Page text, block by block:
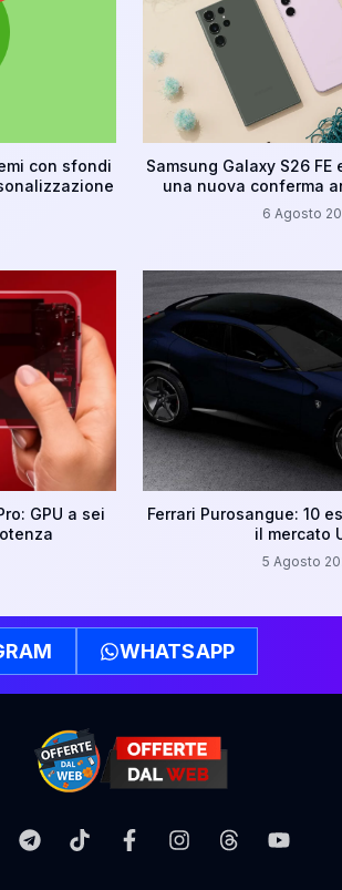
con sfondi
Samsung Galaxy S26 FE
una nuova conferma
6 Agosto
GPU a sei
Ferrari Purosangue: 10
il mercato
5 Agosto
WHATSAPP